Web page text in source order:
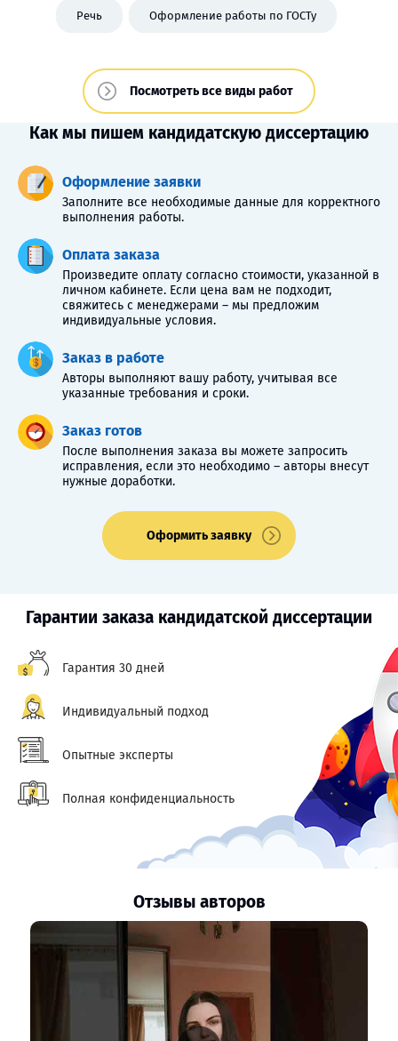
Речь Оформление работы по ГОСТу
Посмотреть все виды работ
Как мы пишем кандидатскую диссертацию
Оформление заявки
Заполните все необходимые данные для корректного
выполнения работы.
Оплата заказа
Произведите оплату согласно стоимости, указанной в
личном кабинете. Если цена вам не подходит,
свяжитесь с менеджерами – мы предложим
индивидуальные условия.
Заказ в работе
Авторы выполняют вашу работу, учитывая все
указанные требования и сроки.
Заказ готов
После выполнения заказа вы можете запросить
исправления, если это необходимо – авторы внесут
нужные доработки.
Оформить заявку
Гарантии заказа кандидатской диссертации
Гарантия 30 дней
Индивидуальный подход
Опытные эксперты
Полная конфиденциальность
Отзывы авторов